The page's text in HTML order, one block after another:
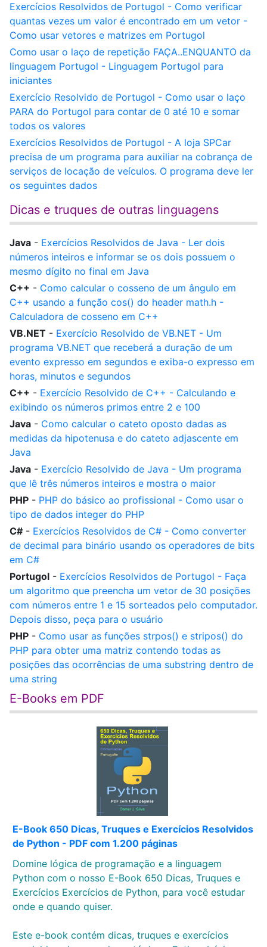
Exercícios Resolvidos de Portugol - Como verificar
quantas vezes um valor é encontrado em um vetor -
Como usar vetores e matrizes em Portugol
Como usar o laço de repetição FAÇA..ENQUANTO da
linguagem Portugol - Linguagem Portugol para
iniciantes
Exercício Resolvido de Portugol - Como usar o laço
PARA do Portugol para contar de 0 até 10 e somar
todos os valores
Exercícios Resolvidos de Portugol - A loja SPCar
precisa de um programa para auxiliar na cobrança de
serviços de locação de veículos. O programa deve ler
os seguintes dados
Dicas e truques de outras linguagens
Java - Exercícios Resolvidos de Java - Ler dois
números inteiros e informar se os dois possuem o
mesmo dígito no final em Java
C++ - Como calcular o cosseno de um ângulo em
C++ usando a função cos() do header math.h -
Calculadora de cosseno em C++
VB.NET - Exercício Resolvido de VB.NET - Um
programa VB.NET que receberá a duração de um
evento expresso em segundos e exiba-o expresso em
horas, minutos e segundos
C++ - Exercício Resolvido de C++ - Calculando e
exibindo os números primos entre 2 e 100
Java - Como calcular o cateto oposto dadas as
medidas da hipotenusa e do cateto adjascente em
Java
Java - Exercício Resolvido de Java - Um programa
que lê três números inteiros e mostra o maior
PHP - PHP do básico ao profissional - Como usar o
tipo de dados integer do PHP
C# - Exercícios Resolvidos de C# - Como converter
de decimal para binário usando os operadores de bits
em C#
Portugol - Exercícios Resolvidos de Portugol - Faça
um algoritmo que preencha um vetor de 30 posições
com números entre 1 e 15 sorteados pelo computador.
Depois disso, peça para o usuário
PHP - Como usar as funções strpos() e stripos() do
PHP para obter uma matriz contendo todas as
posições das ocorrências de uma substring dentro de
uma string
E-Books em PDF
E-Book 650 Dicas, Truques e Exercícios Resolvidos
de Python - PDF com 1.200 páginas
Domine lógica de programação e a linguagem
Python com o nosso E-Book 650 Dicas, Truques e
Exercícios Exercícios de Python, para você estudar
onde e quando quiser.
Este e-book contém dicas, truques e exercícios